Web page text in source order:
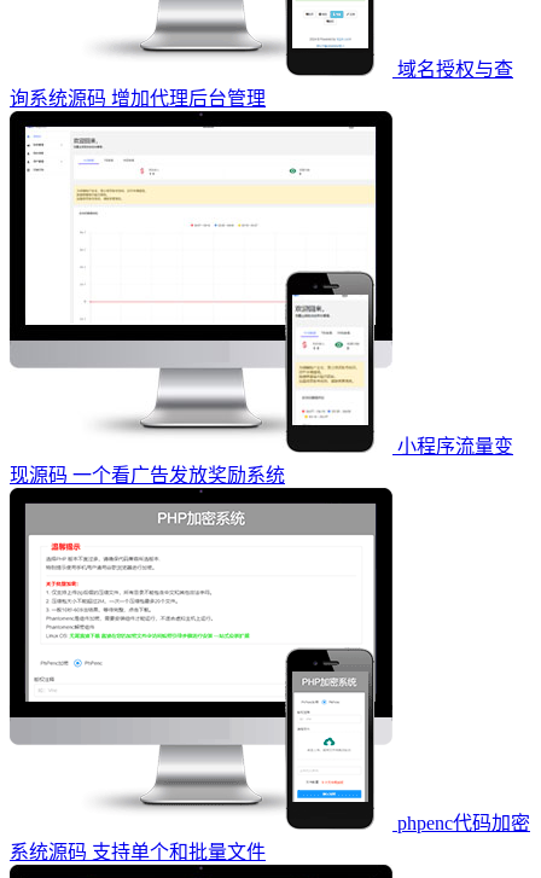
域名授权与查
询系统源码 增加代理后台管理
小程序流量变
现源码 一个看广告发放奖励系统
phpenc代码加密
系统源码 支持单个和批量文件